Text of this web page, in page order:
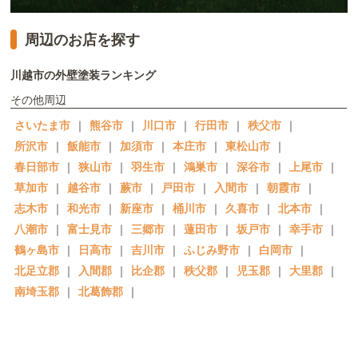
周辺のお店を探す
川越市の外壁塗装ランキング
その他周辺
さいたま市 ｜ 熊谷市 ｜ 川口市 ｜ 行田市 ｜ 秩父市 ｜
所沢市 ｜ 飯能市 ｜ 加須市 ｜ 本庄市 ｜ 東松山市 ｜
春日部市 ｜ 狭山市 ｜ 羽生市 ｜ 鴻巣市 ｜ 深谷市 ｜ 上尾市 ｜
草加市 ｜ 越谷市 ｜ 蕨市 ｜ 戸田市 ｜ 入間市 ｜ 朝霞市 ｜
志木市 ｜ 和光市 ｜ 新座市 ｜ 桶川市 ｜ 久喜市 ｜ 北本市 ｜
八潮市 ｜ 富士見市 ｜ 三郷市 ｜ 蓮田市 ｜ 坂戸市 ｜ 幸手市 ｜
鶴ヶ島市 ｜ 日高市 ｜ 吉川市 ｜ ふじみ野市 ｜ 白岡市 ｜
北足立郡 ｜ 入間郡 ｜ 比企郡 ｜ 秩父郡 ｜ 児玉郡 ｜ 大里郡 ｜
南埼玉郡 ｜ 北葛飾郡 ｜